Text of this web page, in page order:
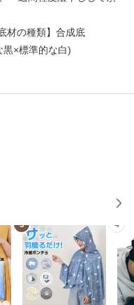
材の種類】合成底
×標準的な白)
3 4